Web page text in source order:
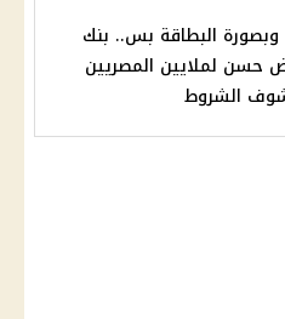
البطاقة بس.. بنك
حسن لملايين المصريين
الشروط